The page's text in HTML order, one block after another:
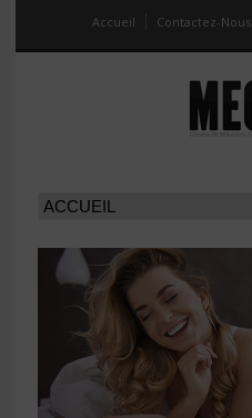
Accueil Contactez-Nous